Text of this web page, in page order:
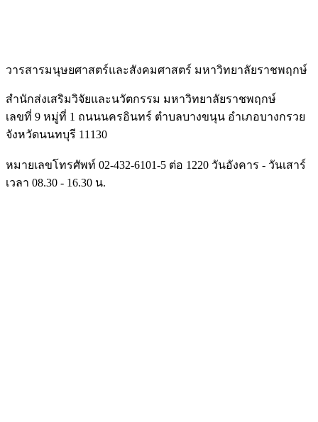
วารสารมนุษยศาสตร์และสังคมศาสตร์ มหาวิทยาลัยราชพฤกษ์
สำนักส่งเสริมวิจัยและนวัตกรรม มหาวิทยาลัยราชพฤกษ์
เลขที่ 9 หมู่ที่ 1 ถนนนครอินทร์ ตำบลบางขนุน อำเภอบางกรวย
จังหวัดนนทบุรี 11130
หมายเลขโทรศัพท์ 02-432-6101-5 ต่อ 1220 วันอังคาร - วันเสาร์
เวลา 08.30 - 16.30 น.